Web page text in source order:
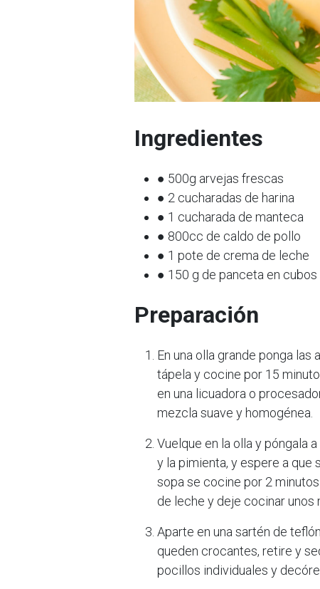
Ingredientes
● 500g arvejas frescas
● 2 cucharadas de harina
● 1 cucharada de manteca
● 800cc de caldo de pollo
● 1 pote de crema de leche
● 150 g de panceta en
Preparación
En una olla grande ponga las
tápela y cocine por 15
en una licuadora o
mezcla suave y homogénea.
Vuelque en la olla y póngala
y la pimienta, y espere a que
sopa se cocine por 2
de leche y deje cocinar unos
Aparte en una sartén de
queden crocantes, retire y
pocillos individuales y